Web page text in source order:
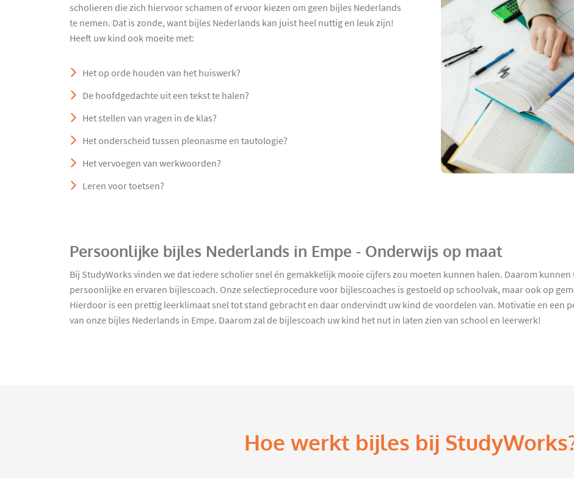
scholieren die zich hiervoor schamen of ervoor kiezen om geen bijles Nederlands
te nemen. Dat is zonde, want bijles Nederlands kan juist heel nuttig en leuk zijn!
Heeft uw kind ook moeite met:
Het op orde houden van het huiswerk?
De hoofdgedachte uit een tekst te halen?
Het stellen van vragen in de klas?
Het onderscheid tussen pleonasme en tautologie?
Het vervoegen van werkwoorden?
Leren voor toetsen?
Persoonlijke bijles Nederlands in Empe - Onderwijs op maat
Bij StudyWorks vinden we dat iedere scholier snel én gemakkelijk mooie cijfers zou moeten kunnen halen. Daarom
persoonlijke en ervaren bijlescoach. Onze selectieprocedure voor bijlescoaches is gestoeld op schoolvak, maar ook op
Hierdoor is een prettig leerklimaat snel tot stand gebracht en daar ondervindt uw kind de voordelen van. Motivatie en een
van onze bijles Nederlands in Empe. Daarom zal de bijlescoach uw kind het nut in laten zien van school en leerwerk!
Hoe werkt bijles bij